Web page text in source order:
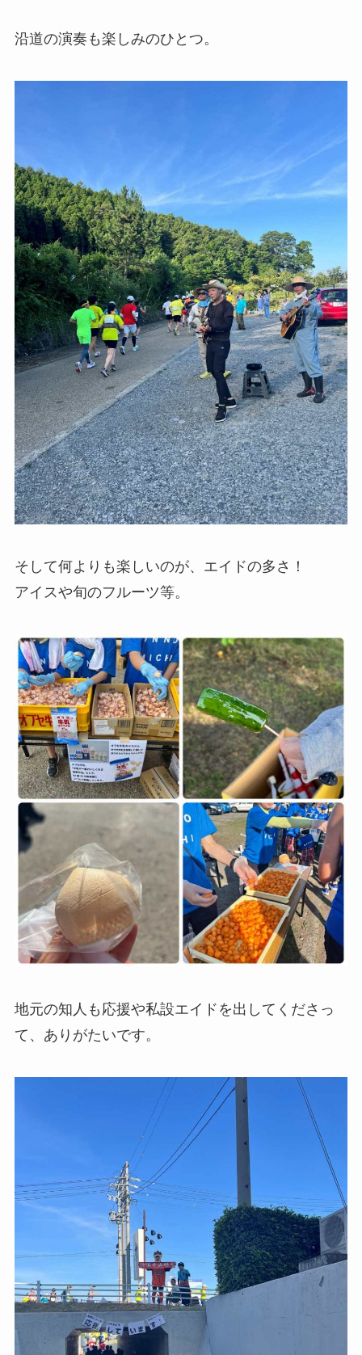
沿道の演奏も楽しみのひとつ。
そして何よりも楽しいのが、エイドの多さ！
アイスや旬のフルーツ等。
地元の知人も応援や私設エイドを出してくださっ
て、ありがたいです。